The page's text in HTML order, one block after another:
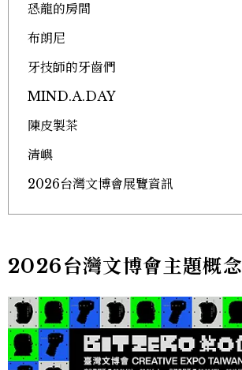
恐龍的房間
布朗尼
牙技師的牙齒們
MIND.A.DAY
陳皮製茶
清嶼
2026台灣文博會展覽資訊
2026台灣文博會主題概念